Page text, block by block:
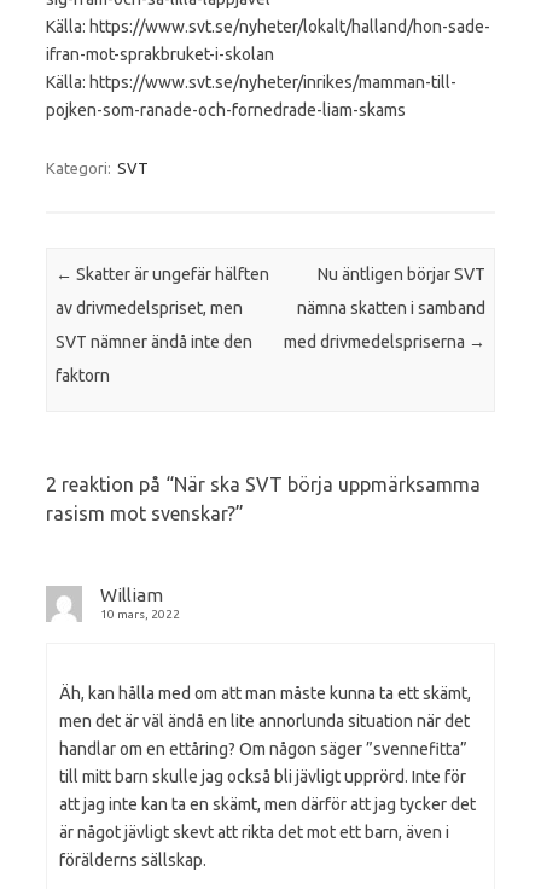
Källa: https://www.svt.se/nyheter/lokalt/halland/hon-sade-
ifran-mot-sprakbruket-i-skolan
Källa: https://www.svt.se/nyheter/inrikes/mamman-till-
pojken-som-ranade-och-fornedrade-liam-skams
Kategori: SVT
Inläggsnavigering
← Skatter är ungefär hälften
av drivmedelspriset, men
SVT nämner ändå inte den
faktorn
Nu äntligen börjar SVT
nämna skatten i samband
med drivmedelspriserna →
2 reaktion på “När ska SVT börja uppmärksamma
rasism mot svenskar?”
William
10 mars, 2022
Äh, kan hålla med om att man måste kunna ta ett skämt,
men det är väl ändå en lite annorlunda situation när det
handlar om en ettåring? Om någon säger ”svennefitta”
till mitt barn skulle jag också bli jävligt upprörd. Inte för
att jag inte kan ta en skämt, men därför att jag tycker det
är något jävligt skevt att rikta det mot ett barn, även i
förälderns sällskap.